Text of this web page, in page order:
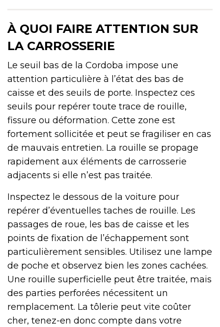
À QUOI FAIRE ATTENTION SUR
LA CARROSSERIE
Le seuil bas de la Cordoba impose une
attention particulière à l’état des bas de
caisse et des seuils de porte. Inspectez ces
seuils pour repérer toute trace de rouille,
fissure ou déformation. Cette zone est
fortement sollicitée et peut se fragiliser en cas
de mauvais entretien. La rouille se propage
rapidement aux éléments de carrosserie
adjacents si elle n’est pas traitée.
Inspectez le dessous de la voiture pour
repérer d’éventuelles taches de rouille. Les
passages de roue, les bas de caisse et les
points de fixation de l’échappement sont
particulièrement sensibles. Utilisez une lampe
de poche et observez bien les zones cachées.
Une rouille superficielle peut être traitée, mais
des parties perforées nécessitent un
remplacement. La tôlerie peut vite coûter
cher, tenez-en donc compte dans votre